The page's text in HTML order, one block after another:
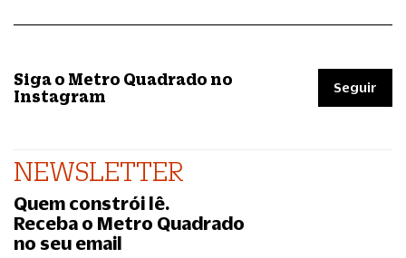
Siga o Metro Quadrado no
Instagram
Seguir
NEWSLETTER
Quem constrói lê.
Receba o Metro Quadrado
no seu email